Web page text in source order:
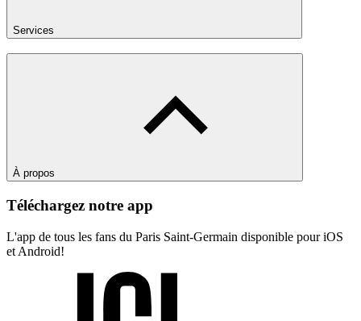
Services
À propos
Téléchargez notre app
L'app de tous les fans du Paris Saint-Germain disponible pour iOS
et Android!